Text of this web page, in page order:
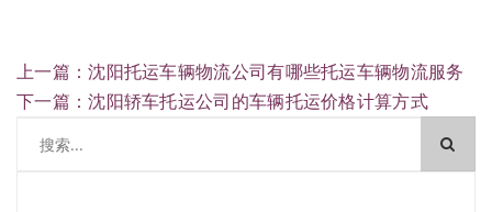
上一篇：沈阳托运车辆物流公司有哪些托运车辆物流服务
下一篇：沈阳轿车托运公司的车辆托运价格计算方式